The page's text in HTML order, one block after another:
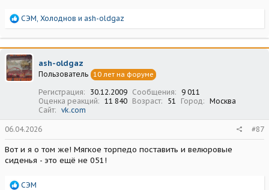
Р
а
к
ц
и
и
СЭМ, Холоднов и ash-oldgaz
ash-oldgaz
Пользователь 10 лет на форуме
Регистрация 30.12.2009 Сообщения
9 011
Оценка реакций
11 840 Возраст 51 Город
Москва
Сайт
vk.com
06.04.2026 #87
Вот и я о том же! Мягкое торпедо поставить и велюровые
сиденья - это ещё не 051!
Р
СЭМ